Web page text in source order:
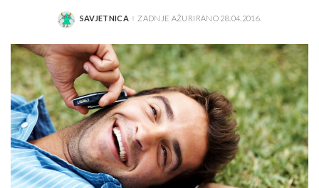
POSTED
SAVJETNICA ZADNJE AŽURIRANO 28.04.2016.